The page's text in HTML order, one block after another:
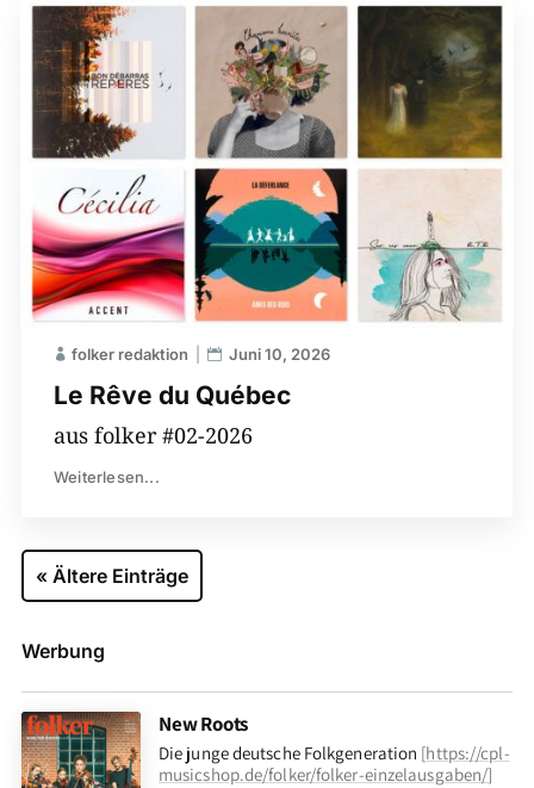
Le Rêve du Québec
folker redaktion Juni 10, 2026
aus folker #02-2026
Weiterlesen...
« Ältere Einträge
Werbung
New Roots
Die junge deutsche Folkgeneration [https://cpl-
musicshop.de/folker/folker-einzelausgaben/]